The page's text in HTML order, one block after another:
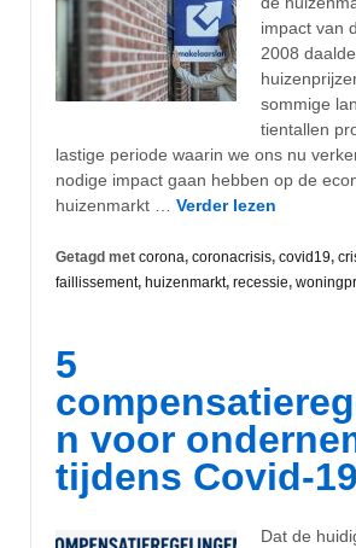
impact van
2008
sommige
tientallen
lastige periode waarin we ons nu
nodige impact gaan hebben op de
huizenmarkt … Verder lezen
Getagd met corona, coronacrisis, covid19,
faillissement, huizenmarkt, recessie,
5
n voor
tijdens Covid-19
Dat de